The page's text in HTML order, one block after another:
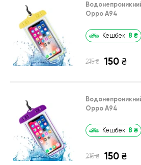
Oppo A94
Кешбек 8 ₴
215 ₴ 150 ₴
Oppo A94
Кешбек 8 ₴
215 ₴ 150 ₴